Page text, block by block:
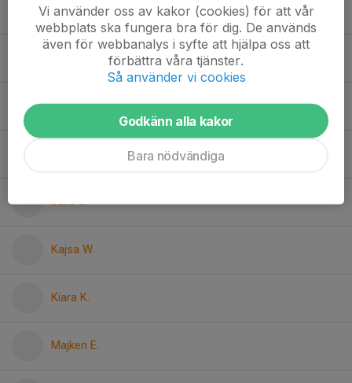
Elvira F.
22. Hedda M.
Iman A.
Julia G.
Kajsa W.
Kiara K.
Majken E.
Vi använder oss av kakor (cookies) för att vår
webbplats ska fungera bra för dig. De används
även för webbanalys i syfte att hjälpa oss att
förbättra våra tjänster.
Så använder vi cookies
Godkänn alla kakor
Bara nödvändiga